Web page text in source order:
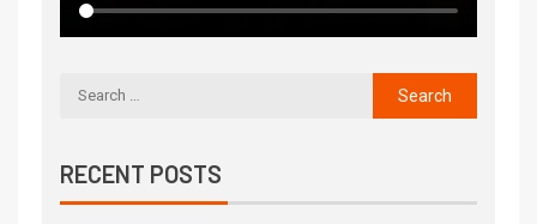
RECENT POSTS